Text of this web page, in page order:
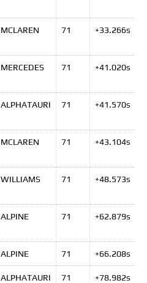
MCLAREN 71 +33.266s
MERCEDES 71 +41.020s
ALPHATAURI 71 +41.570s
MCLAREN 71 +43.104s
WILLIAMS 71 +48.573s
ALPINE 71 +62.879s
ALPINE 71 +66.208s
ALPHATAURI 71 +78.982s